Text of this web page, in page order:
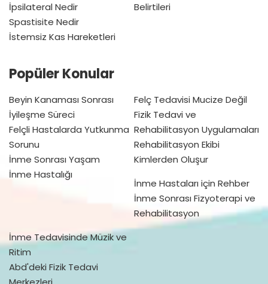
İpsilateral Nedir
Spastisite Nedir
İstemsiz Kas Hareketleri
Belirtileri
Popüler Konular
Beyin Kanaması Sonrası
İyileşme Süreci
Felçli Hastalarda Yutkunma
Sorunu
İnme Sonrası Yaşam
İnme Hastalığı
Felç Tedavisi Mucize Değil
Fizik Tedavi ve
Rehabilitasyon Uygulamaları
Rehabilitasyon Ekibi
Kimlerden Oluşur
İnme Hastaları için Rehber
İnme Sonrası Fizyoterapi ve
Rehabilitasyon
İnme Tedavisinde Müzik ve
Ritim
Abd'deki Fizik Tedavi